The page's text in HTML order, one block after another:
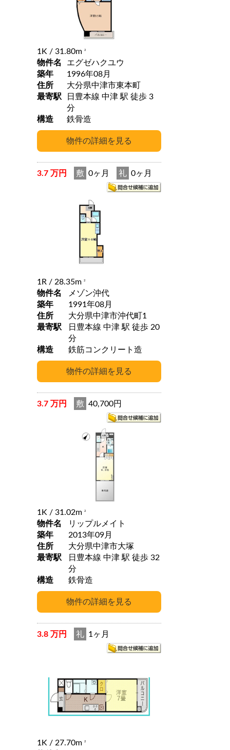
1K / 31.80m 2
物件名
エグゼハクユウ
築年
1996年08月
住所
大分県中津市東本町
最寄駅
日豊本線 中津 駅 徒歩 3
分
構造
鉄骨造
3.7 万円 敷 0ヶ月 礼 0ヶ月
1R / 28.35m 2
物件名
メゾン沖代
築年
1991年08月
住所
大分県中津市沖代町1
最寄駅
日豊本線 中津 駅 徒歩 20
分
構造
鉄筋コンクリート造
3.7 万円 敷 40,700円
1K / 31.02m 2
物件名
リップルメイト
築年
2013年09月
住所
大分県中津市大塚
最寄駅
日豊本線 中津 駅 徒歩 32
分
構造
鉄骨造
3.8 万円 礼 1ヶ月
1K / 27.70m 2